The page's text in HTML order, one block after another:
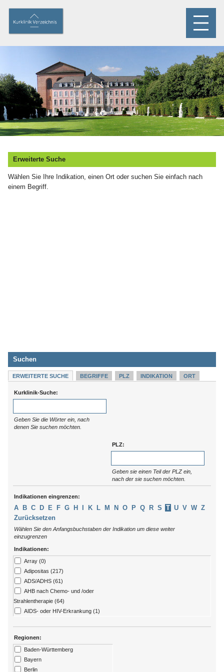
Erweiterte Suche
Wählen Sie Ihre Indikation, einen Ort oder suchen Sie einfach nach
einem Begriff.
Suchen
ERWEITERTE SUCHE BEGRIFFE PLZ INDIKATION ORT
Kurklinik-Suche:
Geben Sie die Wörter ein, nach
denen Sie suchen möchten.
PLZ:
Geben sie einen Teil der PLZ ein,
nach der sie suchen möchten.
Indikationen eingrenzen:
A B C D E F G H K L M N O P Q R S T U V W Z
Zurücksetzen
Wählen Sie den Anfangsbuchstaben der Indikation um diese weiter
einzugrenzen
Indikationen:
Array (0)
Adipositas (217)
ADS/ADHS (61)
AHB nach Chemo- und /oder
Strahlentherapie (64)
AIDS- oder HIV-Erkrankung (1)
Alzheimer (13)
Amputation (176)
Angststörungen (273)
Regionen:
Baden-Württemberg
Bayern
Berlin